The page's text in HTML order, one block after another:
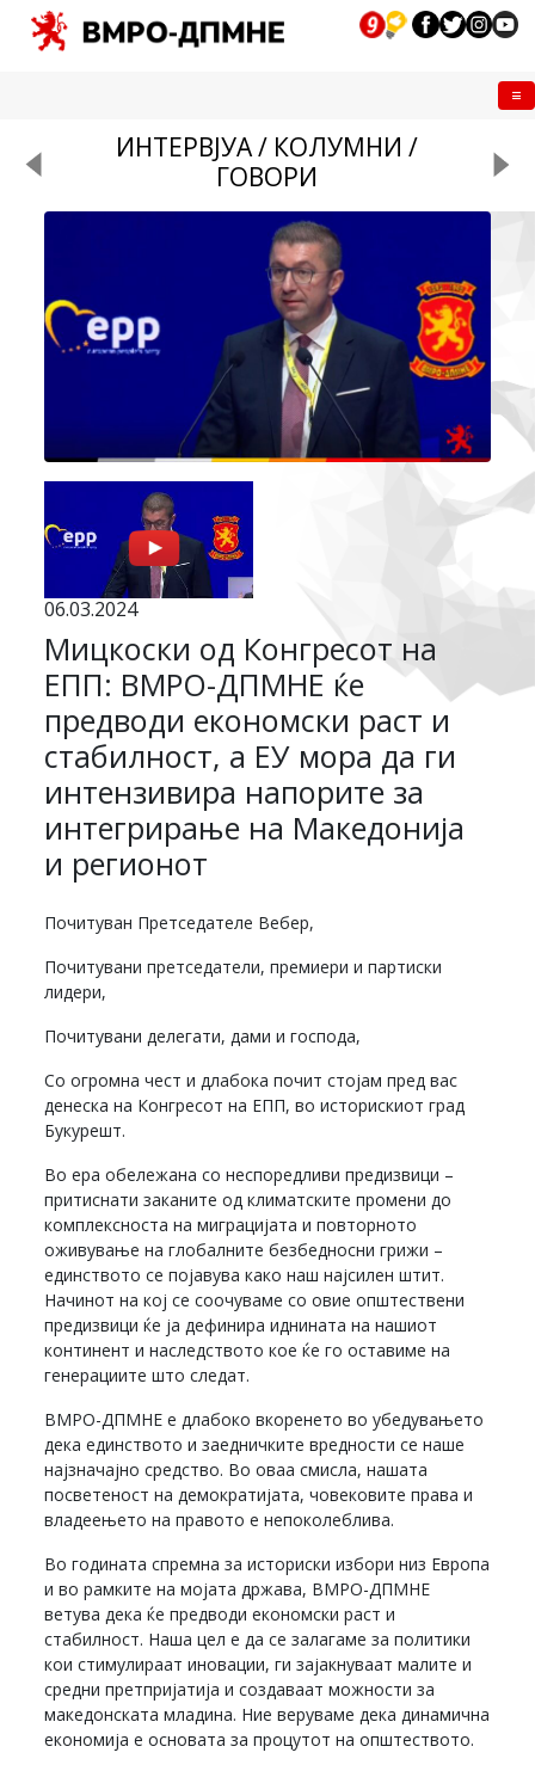
ИНТЕРВЈУА / КОЛУМНИ /
ГОВОРИ
06.03.2024
Мицкоски од Конгресот на
ЕПП: ВМРО-ДПМНЕ ќе
предводи економски раст и
стабилност, а ЕУ мора да ги
интензивира напорите за
интегрирање на Македонија
и регионот
Почитуван Претседателе Вебер,
Почитувани претседатели, премиери и партиски
лидери,
Почитувани делегати, дами и господа,
Со огромна чест и длабока почит стојам пред вас
денеска на Конгресот на ЕПП, во историскиот град
Букурешт.
Во ера обележана со неспоредливи предизвици –
притиснати заканите од климатските промени до
комплексноста на миграцијата и повторното
оживување на глобалните безбедносни грижи –
единството се појавува како наш најсилен штит.
Начинот на кој се соочуваме со овие општествени
предизвици ќе ја дефинира иднината на нашиот
континент и наследството кое ќе го оставиме на
генерациите што следат.
ВМРО-ДПМНЕ е длабоко вкоренетo во убедувањето
дека единството и заедничките вредности се наше
најзначајно средство. Во оваа смисла, нашата
посветеност на демократијата, човековите права и
владеењето на правото е непоколеблива.
Во годината спремна за историски избори низ Европа
и во рамките на мојата држава, ВМРО-ДПМНЕ
ветува дека ќе предводи економски раст и
стабилност. Наша цел е да се залагаме за политики
кои стимулираат иновации, ги зајакнуваат малите и
средни претпријатија и создаваат можности за
македонската младина. Ние веруваме дека динамична
економија е основата за процутот на општеството.